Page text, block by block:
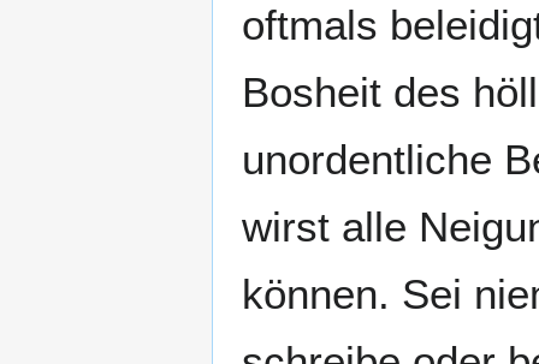
oftmals
Bosheit des
unordentliche
wirst alle
können. Sei